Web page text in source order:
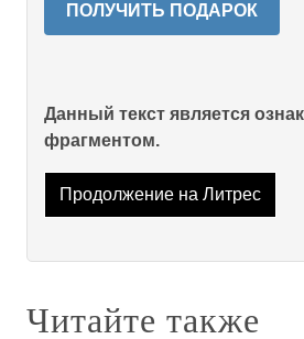
ПОЛУЧИТЬ ПОДАРОК
Данный текст является
фрагментом.
Продолжение на Литрес
Читайте также